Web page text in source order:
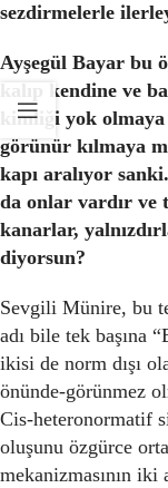
sezdirmelerle
Ayşegül Bayar bu
kalıp kendine ve
kimliği yok
görünür kılmaya
kapı aralıyor
da onlar vardır
kanarlar,
diyorsun?
Sevgili Münire, bu
adı bile tek başına
ikisi de norm dışı
önünde-görünmez
Cis-heteronormatif
oluşunu özgürce
mekanizmasının iki